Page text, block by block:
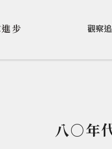
步 觀察
八○年